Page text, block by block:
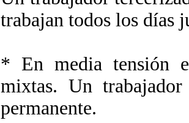
trabajan todos los días
* En media tensión
mixtas. Un
permanente.